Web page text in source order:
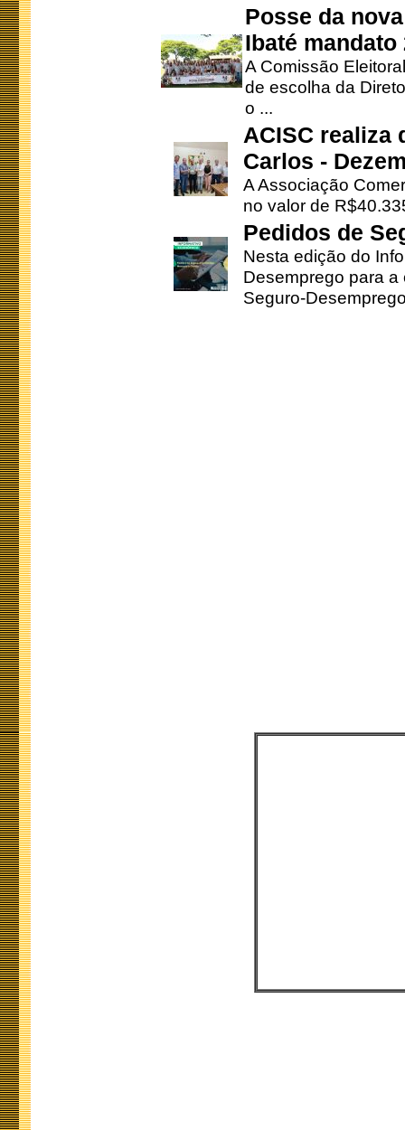
Posse da
Ibaté mandato
A Comissão
de escolha da
o ...
ACISC realiza
Carlos -
A Associação
no valor de
Pedidos de
Nesta edição do
Desemprego para
Seguro-